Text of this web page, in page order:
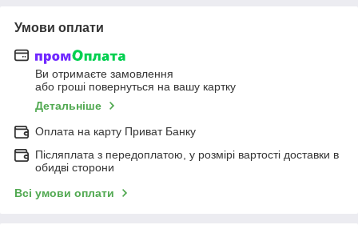
Умови оплати
Ви отримаєте замовлення
або гроші повернуться на вашу картку
Детальніше
Оплата на карту Приват Банку
Післяплата з передоплатою, у розмірі вартості доставки в
обидві сторони
Всі умови оплати